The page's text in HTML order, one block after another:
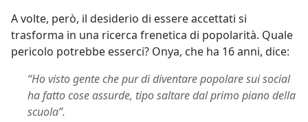
A volte, però, il desiderio di essere accettati si
trasforma in una ricerca frenetica di popolarità. Quale
pericolo potrebbe esserci? Onya, che ha 16 anni, dice:
“Ho visto gente che pur di diventare popolare sui social
ha fatto cose assurde, tipo saltare dal primo piano della
scuola”.